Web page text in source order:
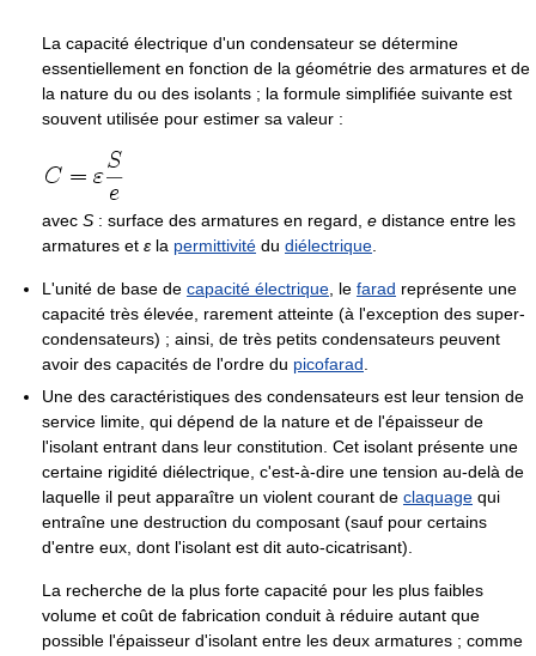
La capacité électrique d'un condensateur se détermine
essentiellement en fonction de la géométrie des armatures et de
la nature du ou des isolants ; la formule simplifiée suivante est
souvent utilisée pour estimer sa valeur :
avec S : surface des armatures en regard, e distance entre les
armatures et εla permittivité du diélectrique
L'unité de base de capacité électrique , le farad représente une
capacité très élevée, rarement atteinte (à l'exception des super-
condensateurs) ; ainsi, de très petits condensateurs peuvent
avoir des capacités de l'ordre du picofarad
Une des caractéristiques des condensateurs est leur tension de
service limite, qui dépend de la nature et de l'épaisseur de
l'isolant entrant dans leur constitution. Cet isolant présente une
certaine rigidité diélectrique, c'est-à-dire une tension au-delà de
laquelle il peut apparaître un violent courant de claquage qui
entraîne une destruction du composant (sauf pour certains
d'entre eux, dont l'isolant est dit auto-cicatrisant).
La recherche de la plus forte capacité pour les plus faibles
volume et coût de fabrication conduit à réduire autant que
possible l'épaisseur d'isolant entre les deux armatures ; comme